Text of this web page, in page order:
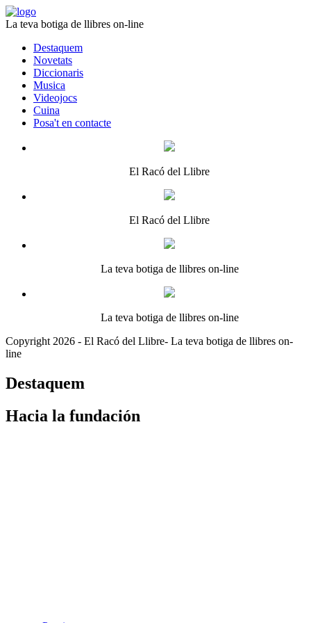
La teva botiga de llibres on-line
Destaquem
Novetats
Diccionaris
Musica
Videojocs
Cuina
Posa't en contacte
El Racó del Llibre
El Racó del Llibre
La teva botiga de llibres on-line
La teva botiga de llibres on-line
Copyright 2026 - El Racó del Llibre- La teva botiga de llibres on-
line
Destaquem
Hacia la fundación